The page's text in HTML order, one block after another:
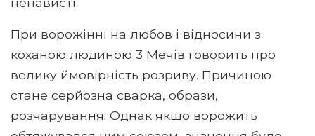
При ворожінні на любов і відносини з
коханою людиною 3 Мечів говорить про
велику ймовірність розриву. Причиною
стане серйозна сварка, образи,
розчарування. Однак якщо ворожить